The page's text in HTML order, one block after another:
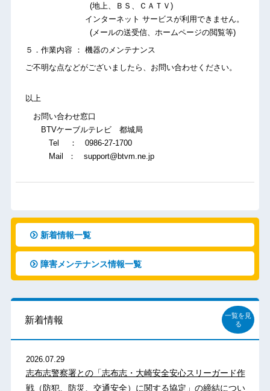
(地上、ＢＳ、ＣＡＴＶ)
インターネット サービスが利用できません。
(メールの送受信、ホームページの閲覧等)
５．作業内容 ： 機器のメンテナンス
ご不明な点などがございましたら、お問い合わせください。
以上
お問い合わせ窓口
BTVケーブルテレビ 都城局
Tel ： 0986-27-1700
Mail ： support@btvm.ne.jp
新着情報一覧
障害メンテナンス情報一覧
新着情報
一覧を見
る
2026.07.29
志布志警察署との「志布志・大崎安全安心スリーガード作
戦（防犯、防災、交通安全）に関する協定」の締結につい